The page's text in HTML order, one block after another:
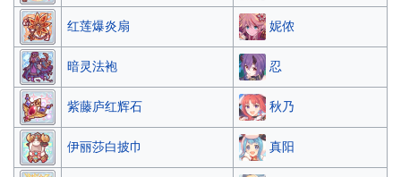
红莲爆炎扇 妮侬
暗灵法袍 忍
紫藤庐红辉石 秋乃
伊丽莎白披巾 真阳